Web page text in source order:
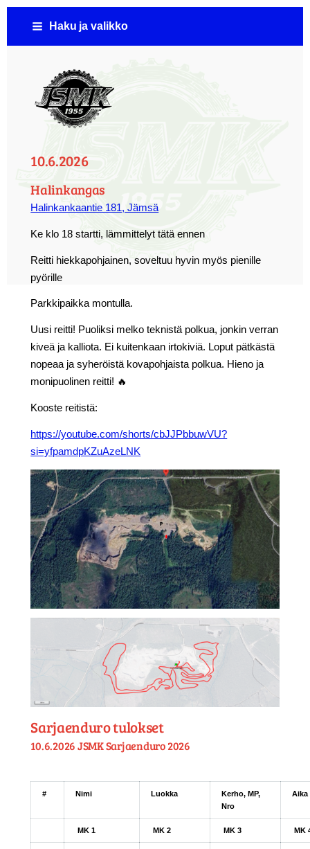
Siirry
Haku ja valikko
Jämsän Seudun Moottorikerho ( JSMK )
10.6.2026
Halinkangas
Halinkankaantie 181, Jämsä
Ke klo 18 startti, lämmittelyt tätä ennen
Reitti hiekkapohjainen, soveltuu hyvin myös pienille
pyörille
Parkkipaikka montulla.
Uusi reitti! Puoliksi melko teknistä polkua, jonkin verran
kiveä ja kalliota. Ei kuitenkaan irtokiviä. Loput pätkästä
nopeaa ja syheröistä kovapohjaista polkua. Hieno ja
monipuolinen reitti! 🔥
Kooste reitistä:
https://youtube.com/shorts/cbJJPbbuwVU?
si=yfpamdpKZuAzeLNK
Sarjaenduro tulokset
10.6.2026 JSMK Sarjaenduro 2026
# Nimi Luokka
Kerho, MP,
Nro
Aika
MK 1 MK 2 MK 3 MK